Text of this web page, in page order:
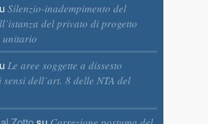
Silenzio-inadempimento del
del privato di progetto
unitario
Le aree soggette a dissesto
dell’art. 8 delle NTA del